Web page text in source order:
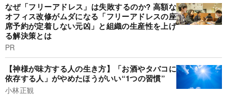
なぜ「フリーアドレス」は失敗するのか? 高額な
オフィス改修がムダになる「フリーアドレスの座
席予約が定着しない元凶」と組織の生産性を上げ
る解決策とは
PR
【神様が味方する人の生き方】「お酒やタバコに
依存する人」がやめたほうがいい“1つの習慣”
小林正観